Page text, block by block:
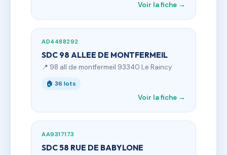
Voir la fiche →
AD4488292
SDC 98 ALLEE DE MONTFERMEIL
📍 98 all de montfermeil 93340 Le Raincy
🏠 36 lots
Voir la fiche →
AA9317173
SDC 58 RUE DE BABYLONE